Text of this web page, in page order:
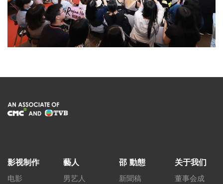
影视制作
电影
藝人
男艺人
邵 動態
新聞稿
关于我们
董事会成